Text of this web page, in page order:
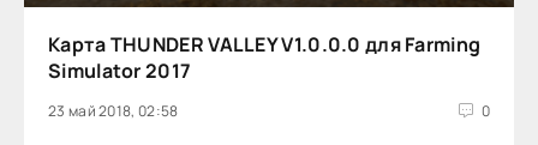
Карта THUNDER VALLEY V1.0.0.0 для Farming
Simulator 2017
23 май 2018, 02:58 0